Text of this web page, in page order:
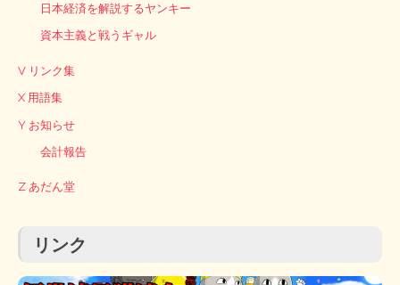
日本経済を解説するヤンキー
資本主義と戦うギャル
V リンク集
X 用語集
Y お知らせ
会計報告
Z あだん堂
リンク